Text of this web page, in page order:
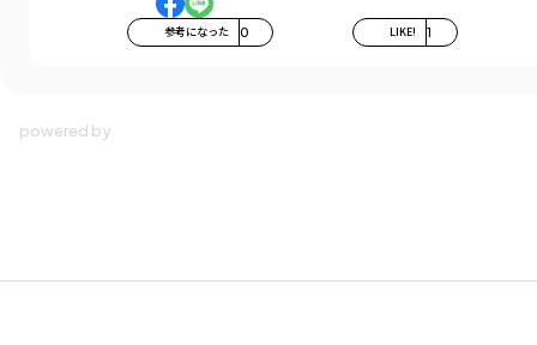
参考になった 0 LIKE! 1